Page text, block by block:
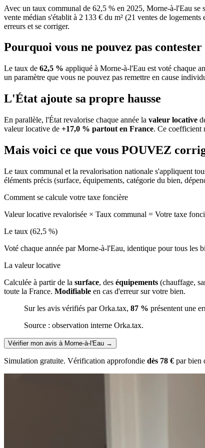
Avec un taux communal de 62,5 % en 2025, Morne-à-l'Eau se
vente médian s'établit à 2 133 € du m² (21 ventes de
erreurs et se corriger.
Pourquoi vous ne pouvez pas
Le taux de 62,5 % appliqué à Morne-à-l'Eau est voté chaque
un paramètre que vous ne pouvez pas remettre en cause
L'État ajoute sa propre hausse
En parallèle, l'État revalorise chaque année la valeur locative
valeur locative de +17,0 % partout en France. Ce coefficient
Mais voici ce que vous POUVEZ
Le taux communal et la revalorisation nationale s'appliquent
éléments précis (surface, équipements, catégorie du bien,
Comment se calcule votre taxe foncière
Valeur locative revalorisée × Taux communal = Votre taxe
Le taux (62,5 %)
Voté chaque année par Morne-à-l'Eau, identique pour tous les
La valeur locative
Calculée à partir de la surface, des équipements (chauffage,
toute la France. Modifiable en cas d'erreur sur votre bien.
Sur les avis vérifiés par Orka.tax, 87 % présentent une
Source : observation interne Orka.tax.
Vérifier mon avis à Morne-à-l'Eau →
Simulation gratuite. Vérification approfondie dès 78 € par bien